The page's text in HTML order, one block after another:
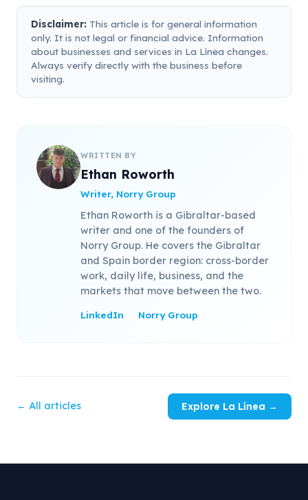
Disclaimer: This article is for general information
only. It is not legal or financial advice. Information
about businesses and services in La Línea changes.
Always verify directly with the business before
visiting.
WRITTEN BY
Ethan Roworth
Writer, Norry Group
Ethan Roworth is a Gibraltar-based
writer and one of the founders of
Norry Group. He covers the Gibraltar
and Spain border region: cross-border
work, daily life, business, and the
markets that move between the two.
LinkedIn Norry Group
← All articles Explore La Línea →